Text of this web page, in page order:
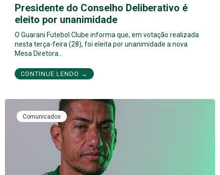
Presidente do Conselho Deliberativo é
eleito por unanimidade
O Guarani Futebol Clube informa que, em votação realizada
nesta terça-feira (28), foi eleita por unanimidade a nova
Mesa Diretora…
CONTINUE LENDO →
Comunicados